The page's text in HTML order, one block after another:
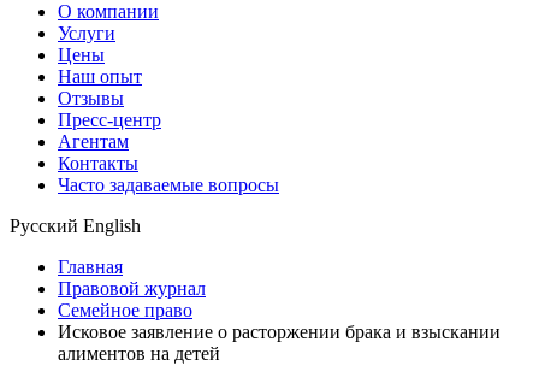
О компании
Услуги
Цены
Наш опыт
Отзывы
Пресс-центр
Агентам
Контакты
Часто задаваемые вопросы
Русский English
Главная
Правовой журнал
Семейное право
Исковое заявление о расторжении брака и взыскании
алиментов на детей